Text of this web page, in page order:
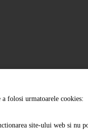
folosi urmatoarele cookies:
site-ului web si nu